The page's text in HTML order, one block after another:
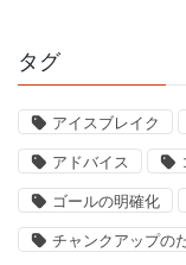
タグ
アイスブレイク
アドバイス
ゴールの明確化
チャンクアップの